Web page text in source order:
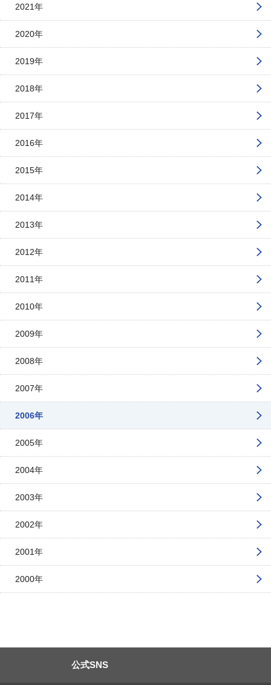
2021年
2020年
2019年
2018年
2017年
2016年
2015年
2014年
2013年
2012年
2011年
2010年
2009年
2008年
2007年
2006年
2005年
2004年
2003年
2002年
2001年
2000年
公式SNS